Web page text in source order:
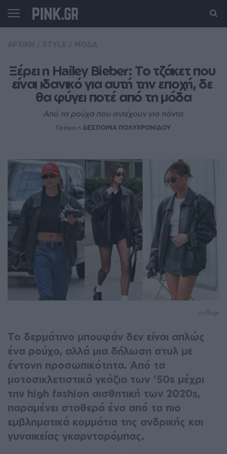
Ξέρει η Hailey Bieber: Το τζάκετ που
είναι ιδανικό για αυτή την εποχή, δε
θα φύγει ποτέ από τη μόδα
Από τα ρούχα που αντέχουν για πάντα
Γράφει η ΔΕΣΠΟΙΝΑ ΠΟΛΥΧΡΟΝΙΔΟΥ
collage
Το δερμάτινο μπουφάν δεν είναι απλώς
ένα ρούχο, αλλά μια δήλωση στυλ με
έντονη προσωπικότητα. Από τα
μοτοσικλετιστικά γκάζια των '50s μέχρι
την high fashion αισθητική των 2020s,
παραμένει σταθερά ένα από τα πιο
εμβληματικά κομμάτια της ανδρικής και
γυναικείας γκαρνταρόμπας.